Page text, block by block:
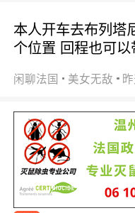
本人开车去布列塔
个位置 回程也可
闲聊法国 美女无敌